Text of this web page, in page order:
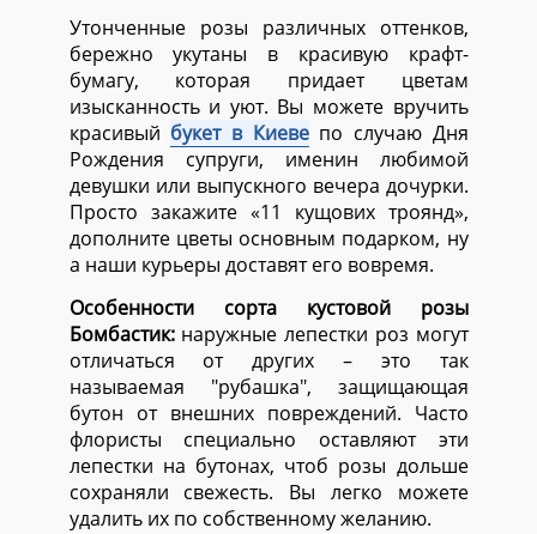
Утонченные розы различных оттенков,
бережно укутаны в красивую крафт-
бумагу, которая придает цветам
изысканность и уют. Вы можете вручить
красивый букет в Киевепо случаю Дня
Рождения супруги, именин любимой
девушки или выпускного вечера дочурки.
Просто закажите «11 кущових троянд»,
дополните цветы основным подарком, ну
а наши курьеры доставят его вовремя.
Особенности сорта кустовой розы
Бомбастик:наружные лепестки роз могут
отличаться от других – это так
называемая "рубашка", защищающая
бутон от внешних повреждений. Часто
флористы специально оставляют эти
лепестки на бутонах, чтоб розы дольше
сохраняли свежесть. Вы легко можете
удалить их по собственному желанию.